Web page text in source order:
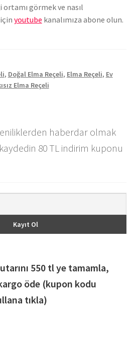
görmek ve nasıl
youtube kanalımıza abone olun.
, Doğal Elma Reçeli, Elma Reçeli, Ev
Elma Reçeli
haberdar olmak
80 TL indirim kuponu
550 tl ye tamamla,
öde (kupon kodu
kullana tıkla)